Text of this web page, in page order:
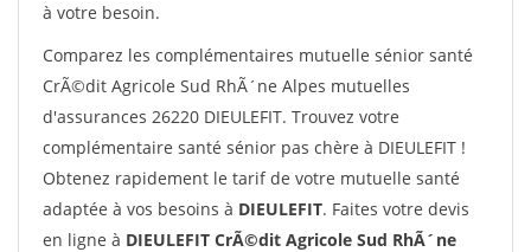
à votre besoin.
Comparez les complémentaires mutuelle sénior santé
CrÃ©dit Agricole Sud RhÃ´ne Alpes mutuelles
d'assurances 26220 DIEULEFIT. Trouvez votre
complémentaire santé sénior pas chère à DIEULEFIT !
Obtenez rapidement le tarif de votre mutuelle santé
adaptée à vos besoins à DIEULEFIT. Faites votre devis
en ligne à DIEULEFIT CrÃ©dit Agricole Sud RhÃ´ne